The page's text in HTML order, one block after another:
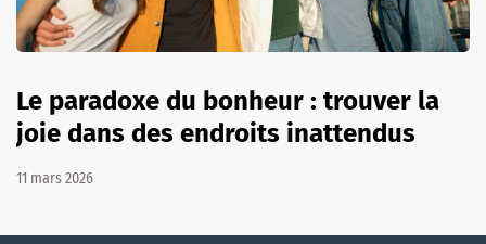
Le paradoxe du bonheur : trouver la
joie dans des endroits inattendus
11 mars 2026